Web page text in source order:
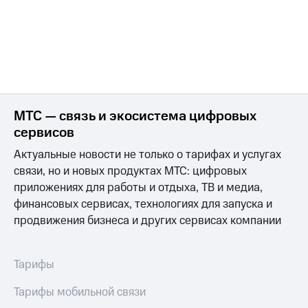
МТС — связь и экосистема цифровых
сервисов
Актуальные новости не только о тарифах и услугах
связи, но и новых продуктах МТС: цифровых
приложениях для работы и отдыха, ТВ и медиа,
финансовых сервисах, технологиях для запуска и
продвижения бизнеса и других сервисах компании
Тарифы
Тарифы мобильной связи